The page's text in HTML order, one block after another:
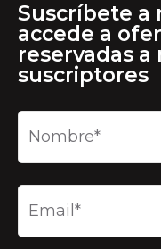
Suscríbete a
accede a
reservadas
suscriptores